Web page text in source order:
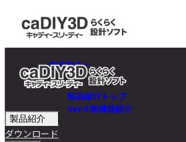
製品紹介
製品紹介トップ
Ver.4 新機能紹介
製品紹介
ダウンロード